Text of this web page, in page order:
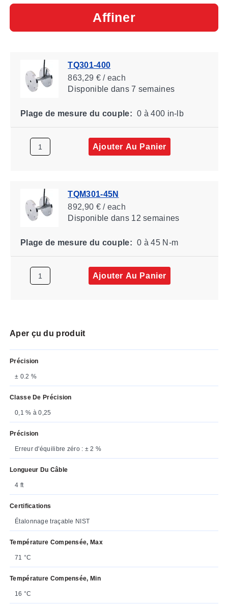
Affiner
TQ301-400
863,29 € / each
Disponibledans 7 semaines
Plage de mesure du couple: 0 à 400 in-lb
Ajouter Au Panier
TQM301-45N
892,90 € / each
Disponibledans 12 semaines
Plage de mesure du couple: 0 à 45 N-m
Ajouter Au Panier
Aper çu du produit
Précision
± 0.2 %
Classe De Précision
0,1 % à 0,25
Précision
Erreur d'équilibre zéro : ± 2 %
Longueur Du Câble
4 ft
Certifications
Étalonnage traçable NIST
Température Compensée, Max
71 °C
Température Compensée, Min
16 °C